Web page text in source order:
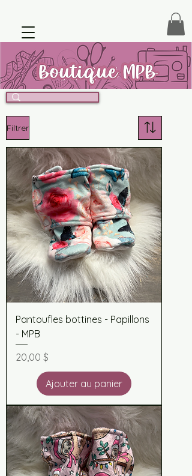
Filtrer
Pantoufles bottines - Papillons
- MPB
Prix
20,00 $
Ajouter au panier